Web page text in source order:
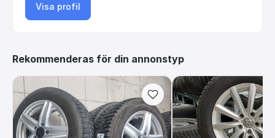
Visa profil
Rekommenderas för din annonstyp